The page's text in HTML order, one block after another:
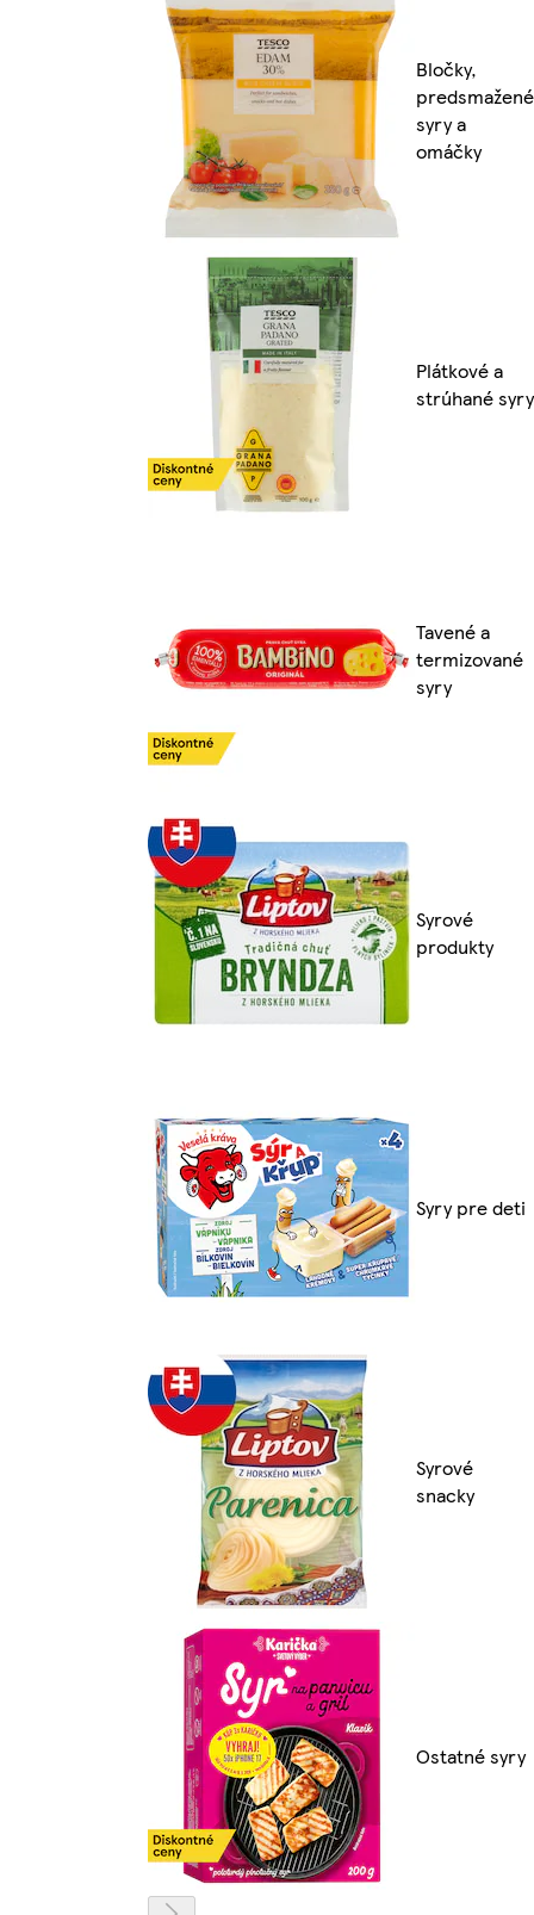
Bločky,
predsmažené
syry a
omáčky
Plátkové a
strúhané syry
Tavené a
termizované
syry
Syrové
produkty
Syry pre deti
Syrové
snacky
Ostatné syry